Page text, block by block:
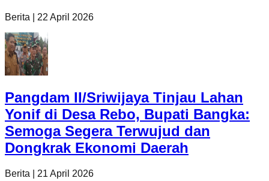
Berita 22 April 2026
Pangdam II/Sriwijaya Tinjau Lahan
Yonif di Desa Rebo, Bupati Bangka:
Semoga Segera Terwujud dan
Dongkrak Ekonomi Daerah
Berita 21 April 2026